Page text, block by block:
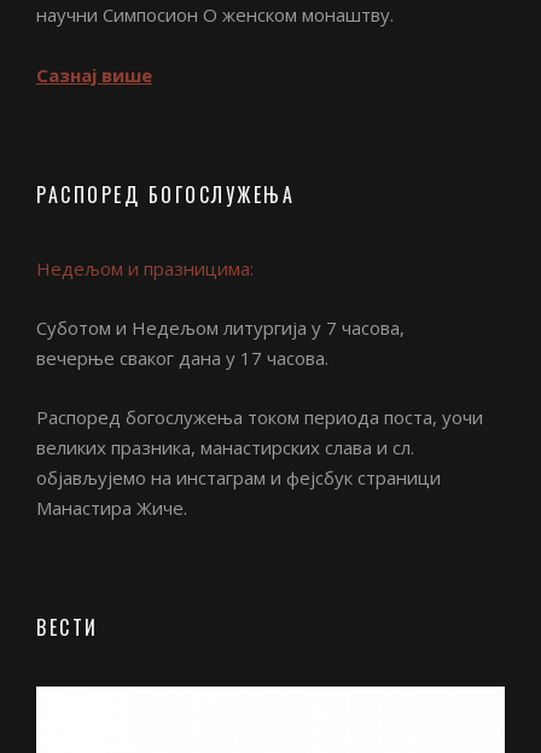
научни Симпосион О женском монаштву.
Сазнај више
РАСПОРЕД БОГОСЛУЖЕЊА
Недељом и празницима:
Суботом и Недељом литургија у 7 часова,
вечерње сваког дана у 17 часова.
Распоред богослужења током периода поста, уочи
великих празника, манастирских слава и сл.
објављујемо на инстаграм и фејсбук страници
Манастира Жиче.
ВЕСТИ